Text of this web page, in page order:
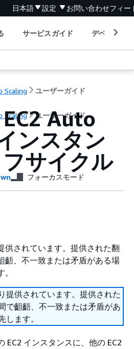
日本語 設定 お問い合わせフィー
サービスガイド デベロッパ
Scaling ユーザーガイド
Scaling ユーザーガイド
Auto
ンスタン
サイクル
フォーカスモード
供されています。提供された翻
齬、不一致または矛盾がある場
提供されています。提供された
で齟齬、不一致または矛盾があ
します。
EC2 インスタンスに、他の EC2